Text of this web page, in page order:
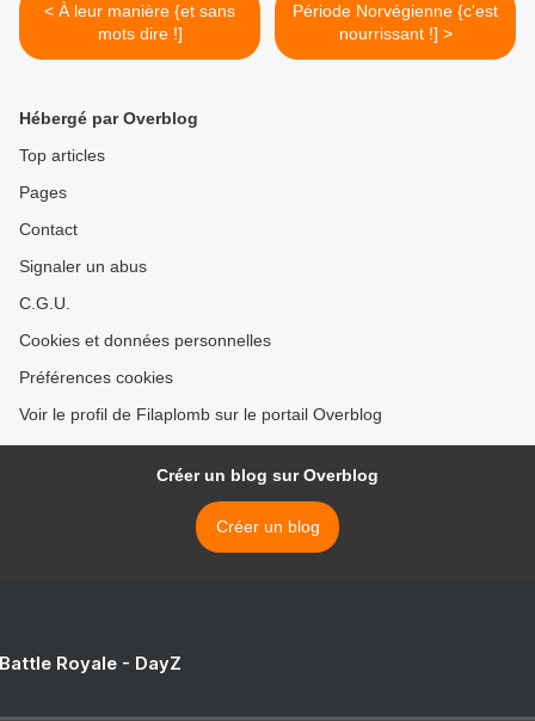
< À leur manière {et sans
mots dire !]
Période Norvégienne {c'est
nourrissant !] >
Hébergé par Overblog
Top articles
Pages
Contact
Signaler un abus
C.G.U.
Cookies et données personnelles
Préférences cookies
Voir le profil de Filaplomb sur le portail Overblog
Créer un blog sur Overblog
Créer un blog
Royale - DayZ